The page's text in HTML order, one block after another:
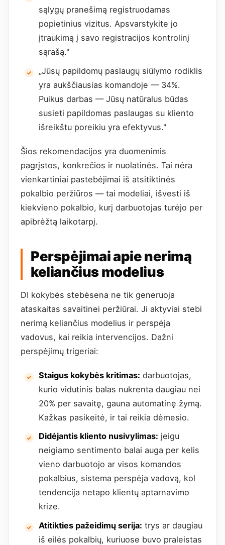
sąlygų pranešimą registruodamas
popietinius vizitus. Apsvarstykite jo
įtraukimą į savo registracijos kontrolinį
sąrašą."
„Jūsų papildomų paslaugų siūlymo rodiklis
yra aukščiausias komandoje — 34%.
Puikus darbas — Jūsų natūralus būdas
susieti papildomas paslaugas su kliento
išreikštu poreikiu yra efektyvus."
Šios rekomendacijos yra duomenimis
pagrįstos, konkrečios ir nuolatinės. Tai nėra
vienkartiniai pastebėjimai iš atsitiktinės
pokalbio peržiūros — tai modeliai, išvesti iš
kiekvieno pokalbio, kurį darbuotojas turėjo per
apibrėžtą laikotarpį.
Perspėjimai apie nerimą
keliančius modelius
DI kokybės stebėsena ne tik generuoja
ataskaitas savaitinei peržiūrai. Ji aktyviai stebi
nerimą keliančius modelius ir perspėja
vadovus, kai reikia intervencijos. Dažni
perspėjimų trigeriai:
Staigus kokybės kritimas: darbuotojas,
kurio vidutinis balas nukrenta daugiau nei
20% per savaitę, gauna automatinę žymą.
Kažkas pasikeitė, ir tai reikia dėmesio.
Didėjantis kliento nusivylimas: jeigu
neigiamo sentimento balai auga per kelis
vieno darbuotojo ar visos komandos
pokalbius, sistema perspėja vadovą, kol
tendencija netapo klientų aptarnavimo
krize.
Atitikties pažeidimų serija: trys ar daugiau
iš eilės pokalbių, kuriuose buvo praleistas